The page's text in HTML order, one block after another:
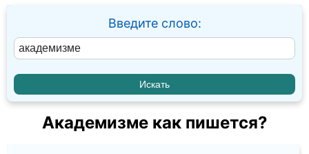
Введите слово:
Академизме как пишется?